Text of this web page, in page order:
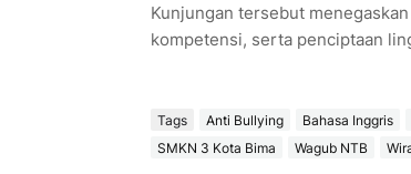
Kunjungan tersebut
kompetensi, serta penciptaan
Tags Anti Bullying Bahasa Inggris
SMKN 3 Kota Bima
Wagub NTB